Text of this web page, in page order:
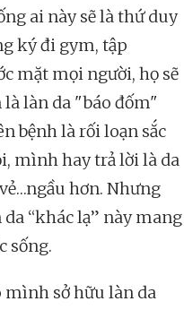
ai này sẽ là thứ duy
ký đi gym, tập
mặt mọi người, họ sẽ
là làn da "báo đốm"
bệnh là rối loạn sắc
mình hay trả lời là da
hơn. Nhưng
“khác lạ” này mang
sống.
mình sở hữu làn da